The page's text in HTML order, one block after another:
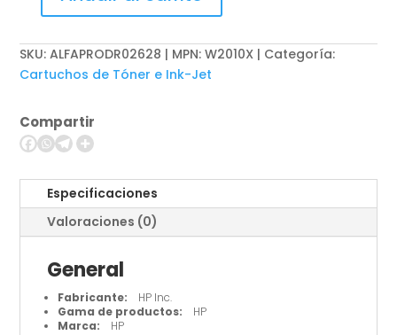
659X
cantidad
SKU:ALFAPRODR02628 | MPN: W2010X
Categoría:
Cartuchos de Tóner e Ink-Jet
Compartir
Especificaciones
Valoraciones (0)
General
Fabricante: HP Inc.
Gama de productos: HP
Marca: HP